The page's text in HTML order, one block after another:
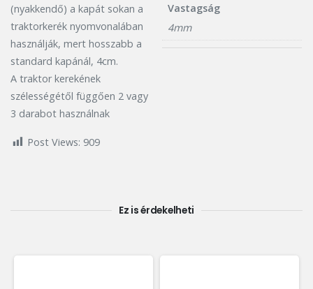
(nyakkendő) a kapát sokan a
traktorkerék nyomvonalában
használják, mert hosszabb a
standard kapánál, 4cm.
A traktor kerekének
szélességétől függően 2 vagy
3 darabot használnak
Post Views: 909
Vastagság
4mm
Ez is érdekelheti